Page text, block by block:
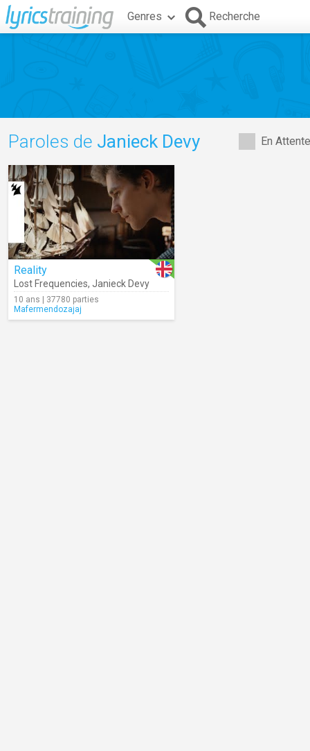
Genres Recherche
En
Paroles de Janieck Devy
Reality
Lost Frequencies, Janieck Devy
10 ans | 37780 parties
Mafermendozajaj